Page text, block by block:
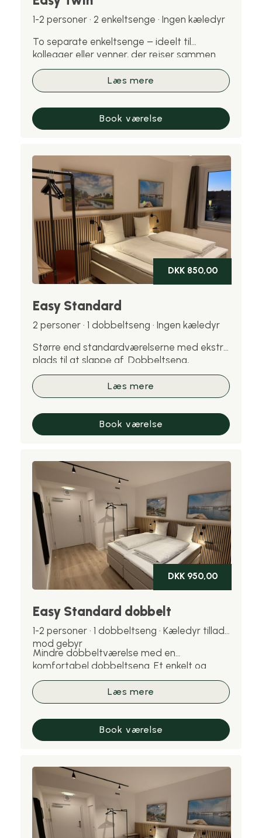
1-2 personer · 2 enkeltsenge · Ingen kæledyr
To separate enkeltsenge – ideelt til
kollegaer eller venner, der rejser sammen.
Bemærk: kæledyr er ikke tilladt på dette
værelse.
Læs mere
Book værelse
Easy Standard
2 personer · 1 dobbeltseng · Ingen kæledyr
Større end standardværelserne med ekstra
plads til at slappe af. Dobbeltseng,
skrivebord, Wi-Fi og privat badeværelse.
Velegnet til par eller gæster, der opholder
sig flere dage. Bemærk: kæledyr er ikke
tilladt på dette værelse.
Læs mere
DKK 850,00
Book værelse
Easy Standard dobbelt
1-2 personer · 1 dobbeltseng · Kæledyr tilladt
mod gebyr
Mindre dobbeltværelse med en
komfortabel dobbeltseng. Et enkelt og
effektivt valg til et eller to personer.
Kæledyr er velkomne mod gebyr.
Læs mere
DKK 950,00
Book værelse